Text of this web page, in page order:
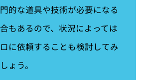
的な道具や技術が必要になる
もあるので、状況によっては
に依頼することも検討してみ
ょう。